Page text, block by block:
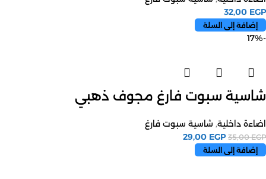
32,00 EGP
إضافة إلى السلة
-17%
شاسية سبوت فارغ مجوف ذهبي
اضاءة داخلية, شاسية سبوت فارغ
35,00EGP
29,00 EGP
إضافة إلى السلة